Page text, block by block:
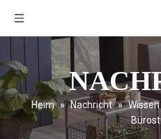
Heim » Nachricht » Wissen